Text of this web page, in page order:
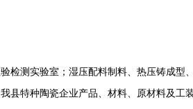
检测实验室；湿压配料制料、热压铸成型
县特种陶瓷企业产品、材料、原材料及工